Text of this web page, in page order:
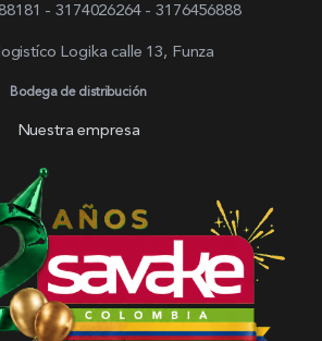
- 3174026264 - 3176456888
Logika calle 13, Funza
Bodega de distribución
Nuestra empresa